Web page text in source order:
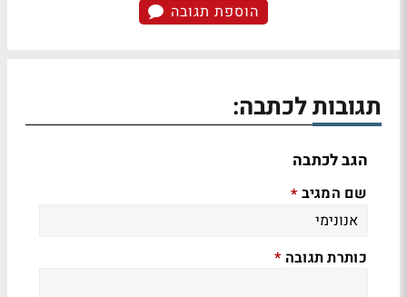
הוספת תגובה
תגובות לכתבה:
הגב לכתבה
שם המגיב *
כותרת תגובה *